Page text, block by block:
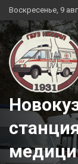
Перейти
к
содержимому
Воскресенье, 9